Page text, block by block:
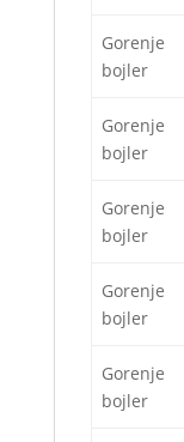
Gorenje
bojler
Gorenje
bojler
Gorenje
bojler
Gorenje
bojler
Gorenje
bojler